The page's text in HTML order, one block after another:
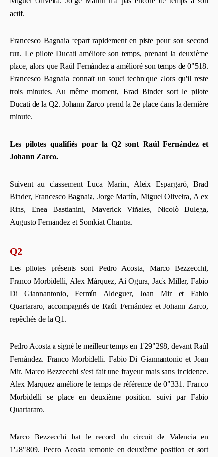
actif.
Francesco Bagnaia repart rapidement en piste pour son second
run. Le pilote Ducati améliore son temps, prenant la deuxième
place, alors que Raúl Fernández a amélioré son temps de 0"518.
Francesco Bagnaia connaît un souci technique alors qu'il reste
trois minutes. Au même moment, Brad Binder sort le pilote
Ducati de la Q2. Johann Zarco prend la 2e place dans la dernière
minute.
Les pilotes qualifiés pour la Q2 sont Raúl Fernández et
Johann Zarco.
Suivent au classement Luca Marini, Aleix Espargaró, Brad
Binder, Francesco Bagnaia, Jorge Martín, Miguel Oliveira, Alex
Rins, Enea Bastianini, Maverick Viñales, Nicolò Bulega,
Augusto Fernández et Somkiat Chantra.
Q2
Les pilotes présents sont Pedro Acosta, Marco Bezzecchi,
Franco Morbidelli, Alex Márquez, Ai Ogura, Jack Miller, Fabio
Di Giannantonio, Fermín Aldeguer, Joan Mir et Fabio
Quartararo, accompagnés de Raúl Fernández et Johann Zarco,
repêchés de la Q1.
Pedro Acosta a signé le meilleur temps en 1'29"298, devant Raúl
Fernández, Franco Morbidelli, Fabio Di Giannantonio et Joan
Mir. Marco Bezzecchi s'est fait une frayeur mais sans incidence.
Alex Márquez améliore le temps de référence de 0"331. Franco
Morbidelli se place en deuxième position, suivi par Fabio
Quartararo.
Marco Bezzecchi bat le record du circuit de Valencia en
1'28"809. Pedro Acosta remonte en deuxième position et sort